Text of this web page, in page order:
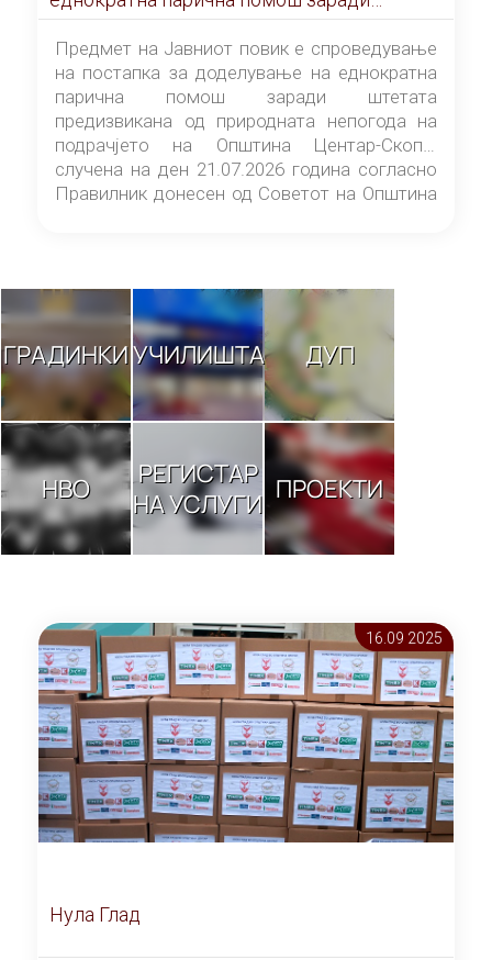
штетата предизвикана од природната
непогода на подрачјето на Општина
Центар-Скопје случена на ден 21.07.2026
година
Предмет на Јавниот повик е спроведување
на постапка за доделување на еднократна
парична помош заради штетата
предизвикана од природната непогода на
подрачјето на Општина Центар-Скопје
случена на ден 21.07.2026 година согласно
Правилник донесен од Советот на Општина
ГРАДИНКИУЧИЛИШТА ДУП
НВО
РЕГИСТАР
НА УСЛУГИ ПРОЕКТИ
16.09 2025
Нула Глад